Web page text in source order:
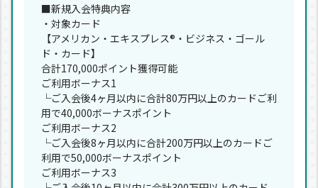
■新規入会特典内容
・対象カード
【アメリカン・エキスプレス®・ビジネス・ゴール
ド・カード】
合計170,000ポイント獲得可能
ご利用ボーナス1
└ご入会後4ヶ月以内に合計80万円以上のカードご利
用で40,000ボーナスポイント
ご利用ボーナス2
└ご入会後8ヶ月以内に合計200万円以上のカードご
利用で50,000ボーナスポイント
ご利用ボーナス3